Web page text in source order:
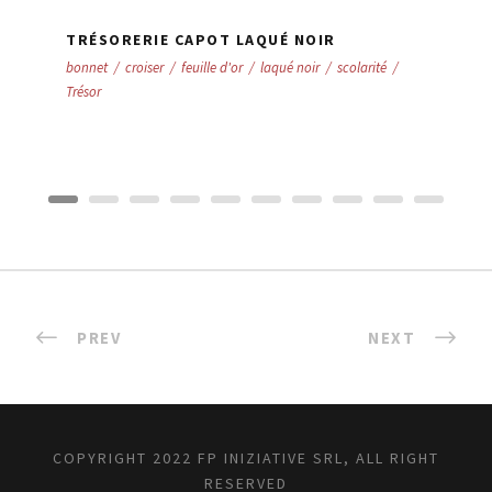
TRÉSORERIE CAPOT LAQUÉ NOIR
bonnet / croiser / feuille d'or / laqué noir / scolarité /
Trésor
PREV NEXT
COPYRIGHT 2022 FP INIZIATIVE SRL, ALL RIGHT
RESERVED